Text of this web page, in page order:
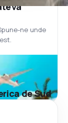
ne unde
de Sud